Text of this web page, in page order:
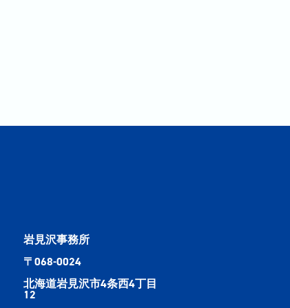
岩見沢事務所
〒068-0024
北海道岩見沢市4条西4丁目
12